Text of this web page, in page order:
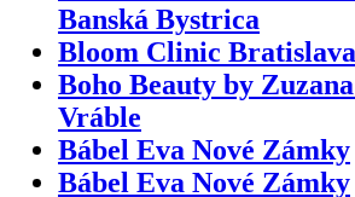
Banská Bystrica
Bloom Clinic Bratislava
Boho Beauty by
Vráble
Bábel Eva Nové Zámky
Bábel Eva Nové Zámky